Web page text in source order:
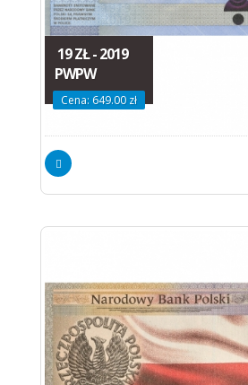
19 ZŁ - 2019
PWPW
Cena: 649.00 zł